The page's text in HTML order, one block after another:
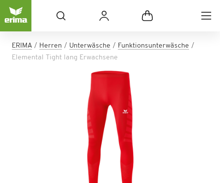
ERIMA Herren Unterwäsche
Funktionsunterwäsche
Elemental Tight lang Erwachsene